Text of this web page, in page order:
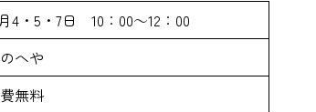
4・5・7日 10：00～12：00
へや
無料